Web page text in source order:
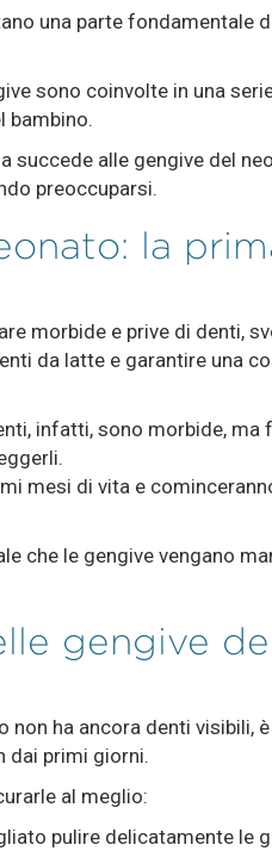
una parte fondamentale
sono coinvolte in una
bambino.
succede alle gengive del
preoccuparsi.
la
morbide e prive di denti,
da latte e garantire una
infatti, sono morbide, ma
mesi di vita e
che le gengive vengano
gengive
non ha ancora denti visibili,
dai primi giorni.
al meglio:
pulire delicatamente le